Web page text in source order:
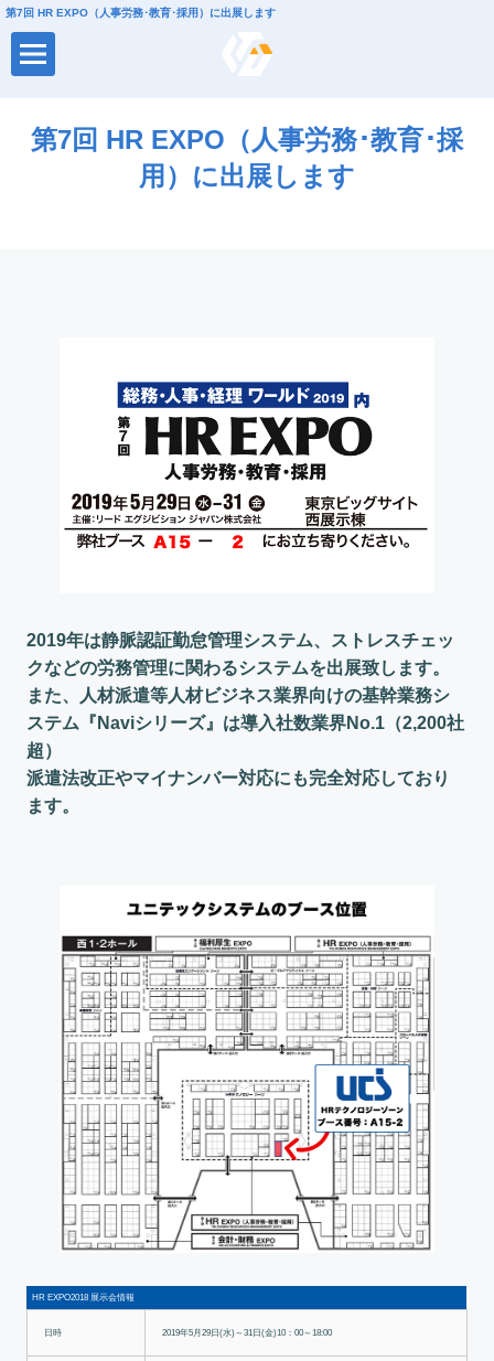
第7回 HR EXPO（人事労務･教育･採用）に出展します
第7回 HR EXPO（人事労務･教育･採
用）に出展します
2019年は静脈認証勤怠管理システム、ストレスチェッ
クなどの労務管理に関わるシステムを出展致します。
また、人材派遣等人材ビジネス業界向けの基幹業務シ
ステム『Naviシリーズ』は導入社数業界No.1（2,200社
超）
派遣法改正やマイナンバー対応にも完全対応しており
ます。
HR EXPO2018 展示会情報
日時 2019年5月29日(水)～31日(金)10：00～18:00